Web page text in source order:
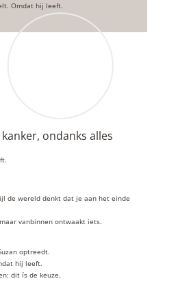
Omdat hij leeft.
ondanks alles
de wereld denkt dat je aan het einde
vanbinnen ontwaakt iets.
optreedt.
hij leeft.
dit ís de keuze.